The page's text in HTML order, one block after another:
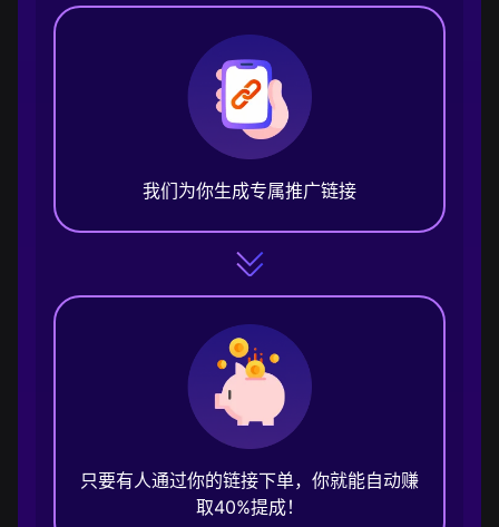
我们为你生成专属推广链接
只要有人通过你的链接下单，你就能自动赚
取40%提成！